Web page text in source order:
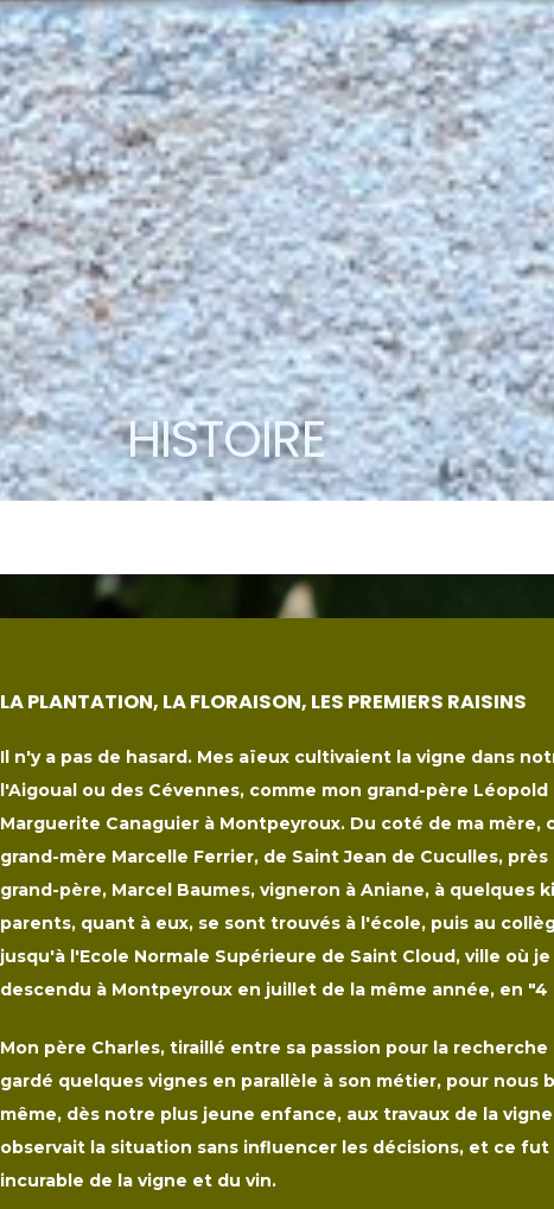
HISTOIRE
LA PLANTATION, LA FLORAISON, LES PREMIERS RAISINS
Il n'y a pas de hasard. Mes aïeux cultivaient la vigne dans
l'Aigoual ou des Cévennes, comme mon grand-père
Marguerite Canaguier à Montpeyroux. Du coté de ma mère,
grand-mère Marcelle Ferrier, de Saint Jean de Cuculles,
grand-père, Marcel Baumes, vigneron à Aniane, à quelques
parents, quant à eux, se sont trouvés à l'école, puis au
jusqu'à l'Ecole Normale Supérieure de Saint Cloud, ville où
descendu à Montpeyroux en juillet de la même année, en "4
Mon père Charles, tiraillé entre sa passion pour la
gardé quelques vignes en parallèle à son métier, pour nous
même, dès notre plus jeune enfance, aux travaux de la
observait la situation sans influencer les décisions, et ce fut
incurable de la vigne et du vin.